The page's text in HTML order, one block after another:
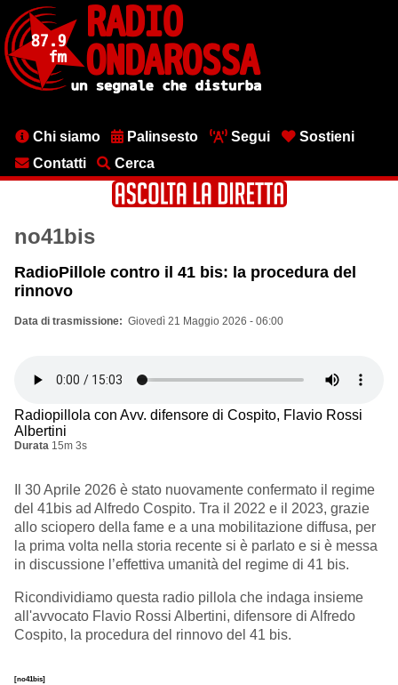
contenuto
principale
MenuChi siamo Palinsesto Segui
Sostieni
Contatti
Cerca
no41bis
RadioPillole contro il 41 bis: la procedura del
rinnovo
Data di trasmissione Giovedì 21 Maggio 2026 - 06:00
Radiopillola con Avv. difensore di Cospito, Flavio Rossi
Albertini
Durata 15m 3s
Il 30 Aprile 2026 è stato nuovamente confermato il regime
del 41bis ad Alfredo Cospito. Tra il 2022 e il 2023, grazie
allo sciopero della fame e a una mobilitazione diffusa, per
la prima volta nella storia recente si è parlato e si è messa
in discussione l’effettiva umanità del regime di 41 bis.
Ricondividiamo questa radio pillola che indaga insieme
all'avvocato Flavio Rossi Albertini, difensore di Alfredo
Cospito, la procedura del rinnovo del 41 bis.
[no41bis]